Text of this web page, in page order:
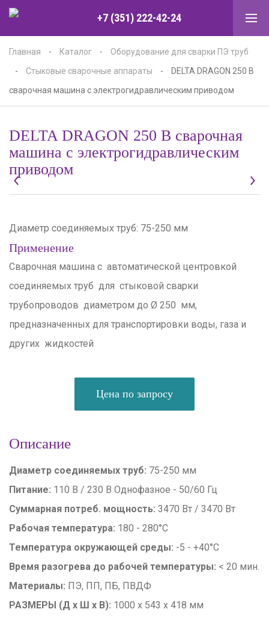
+7 (351) 222-42-24
Главная - Каталог -
Оборудование для сварки ПЭ труб
-
Стыковые сварочные аппараты -
DELTA DRAGON 250 B
сварочная машина с электрогидравлическим приводом
DELTA DRAGON 250 B сварочная
машина с электрогидравлическим
приводом
Диаметр соединяемых труб: 75-250 мм
Применение
Сварочная машина с автоматической центровкой
соединяемых труб для стыковой сварки
трубопроводов диаметром до Ø 250 мм,
предназначенных для транспортировки воды, газа и
других жидкостей
Цена по запросу
Описание
Диаметр соединяемых труб: 75-250 мм
Питание: 110 В / 230 В Однофазное - 50/60 Гц
Суммарная потреб. мощность: 3470 Вт / 3470 Вт
Рабочая температура: 180 - 280°С
Температура окружающей среды: -5 - +40°С
Время разогрева до рабочей температуры: < 20 мин.
Материалы: ПЭ, ПП, ПБ, ПВДФ
РАЗМЕРЫ (Д х Ш х В): 1000 х 543 х 418 мм